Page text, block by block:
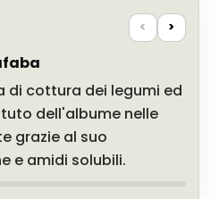
< >
di cottura dei legumi ed
dell'albume nelle
grazie al suo
e amidi solubili.